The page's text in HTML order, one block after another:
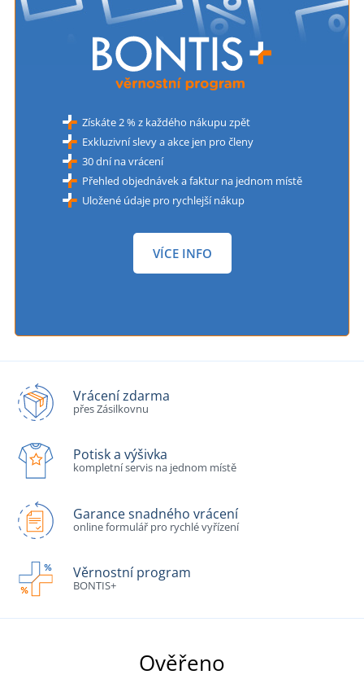
Získáte 2 % z každého nákupu zpět
Exkluzivní slevy a akce jen pro členy
30 dní na vrácení
Přehled objednávek a faktur na jednom místě
Uložené údaje pro rychlejší nákup
VÍCE INFO
Vrácení zdarma
přes Zásilkovnu
Potisk a výšivka
kompletní servis na jednom místě
Garance snadného vrácení
online formulář pro rychlé vyřízení
Věrnostní program
BONTIS+
Ověřeno